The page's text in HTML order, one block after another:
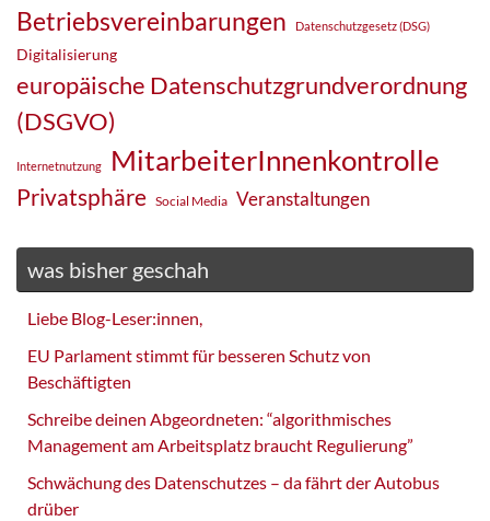
Betriebsvereinbarungen Datenschutzgesetz (DSG)
Digitalisierung
europäische Datenschutzgrundverordnung
(DSGVO)
Internetnutzung MitarbeiterInnenkontrolle
Privatsphäre Social Media Veranstaltungen
was bisher geschah
Liebe Blog-Leser:innen,
EU Parlament stimmt für besseren Schutz von
Beschäftigten
Schreibe deinen Abgeordneten: “algorithmisches
Management am Arbeitsplatz braucht Regulierung”
Schwächung des Datenschutzes – da fährt der Autobus
drüber